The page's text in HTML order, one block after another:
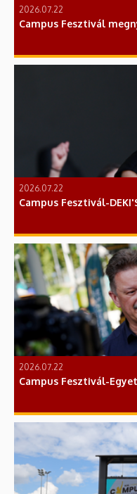
2026.07.22
Campus Fesztivál
2026.07.22
Campus Fesztivál-
2026.07.22
Campus Fesztivál-